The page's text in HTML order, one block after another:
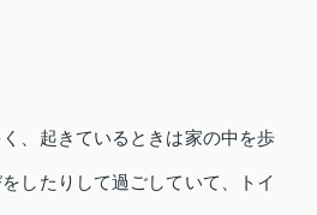
、起きているときは家の中を歩
したりして過ごしていて、トイ